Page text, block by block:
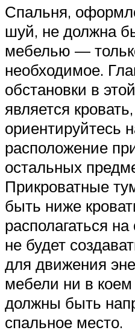
Спальня,
шуй, не должна
мебелью —
необходимое.
обстановки в
является
ориентируйтесь
расположение
остальных
Прикроватные
быть ниже
располагаться
не будет
для движения
мебели ни в
должны быть
спальное место.